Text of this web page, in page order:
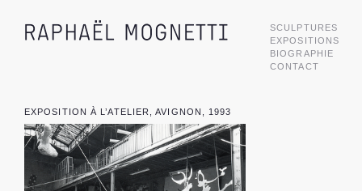
SCULPTURES
EXPOSITIONS
BIOGRAPHIE
CONTACT
EXPOSITION À L’ATELIER, AVIGNON, 1993